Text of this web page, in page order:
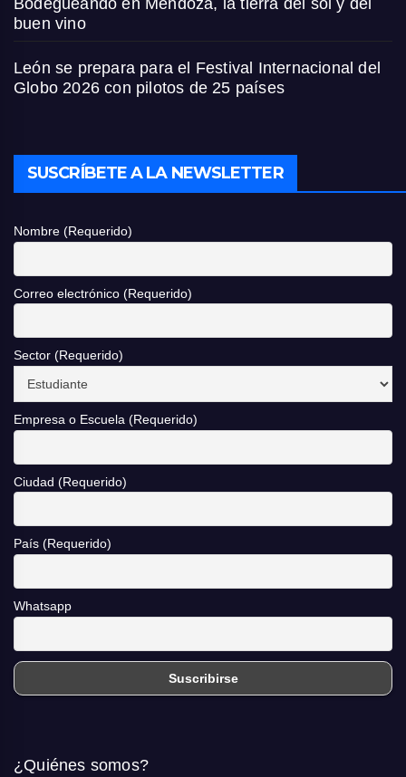
Bodegueando en Mendoza, la tierra del sol y del
buen vino
León se prepara para el Festival Internacional del
Globo 2026 con pilotos de 25 países
SUSCRÍBETE A LA NEWSLETTER
Nombre (Requerido)
Correo electrónico (Requerido)
Sector (Requerido)
Empresa o Escuela (Requerido)
Ciudad (Requerido)
País (Requerido)
Whatsapp
¿Quiénes somos?